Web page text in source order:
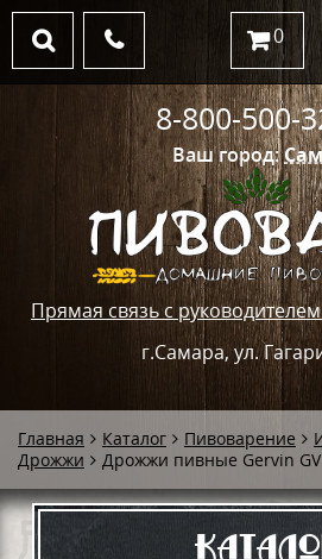
Ваш город:
Прямая связь с
г.Самара, ул.
8-800-500-
0
Главная Каталог Пивоварение
Дрожжи
Дрожжи пивные Gervin